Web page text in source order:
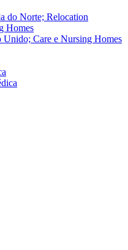
do Norte; Relocation
Homes
Care e Nursing Homes